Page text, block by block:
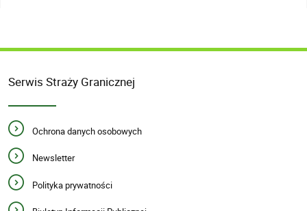
Serwis Straży Granicznej
Ochrona danych osobowych
Newsletter
Polityka prywatności